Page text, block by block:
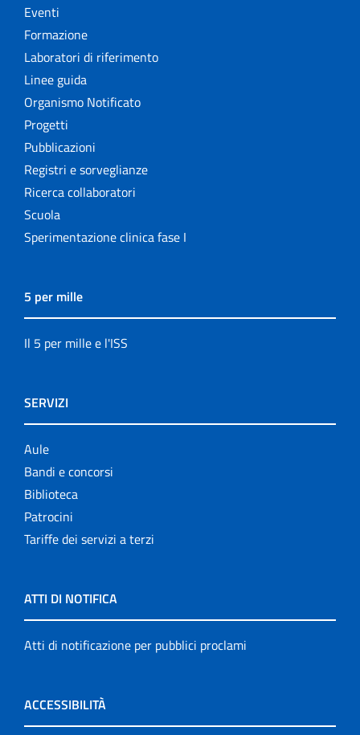
Eventi
Formazione
Laboratori di riferimento
Linee guida
Organismo Notificato
Progetti
Pubblicazioni
Registri e sorveglianze
Ricerca collaboratori
Scuola
Sperimentazione clinica fase I
5 per mille
Il 5 per mille e l'ISS
SERVIZI
Aule
Bandi e concorsi
Biblioteca
Patrocini
Tariffe dei servizi a terzi
ATTI DI NOTIFICA
Atti di notificazione per pubblici proclami
ACCESSIBILITÀ